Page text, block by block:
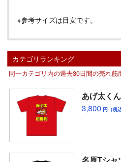
※参考サイズは目安です。
カテゴリランキング
同一カテゴリ内の過去30日間の売れ筋
あげ太く
3,800 円（税
名原Tシャ